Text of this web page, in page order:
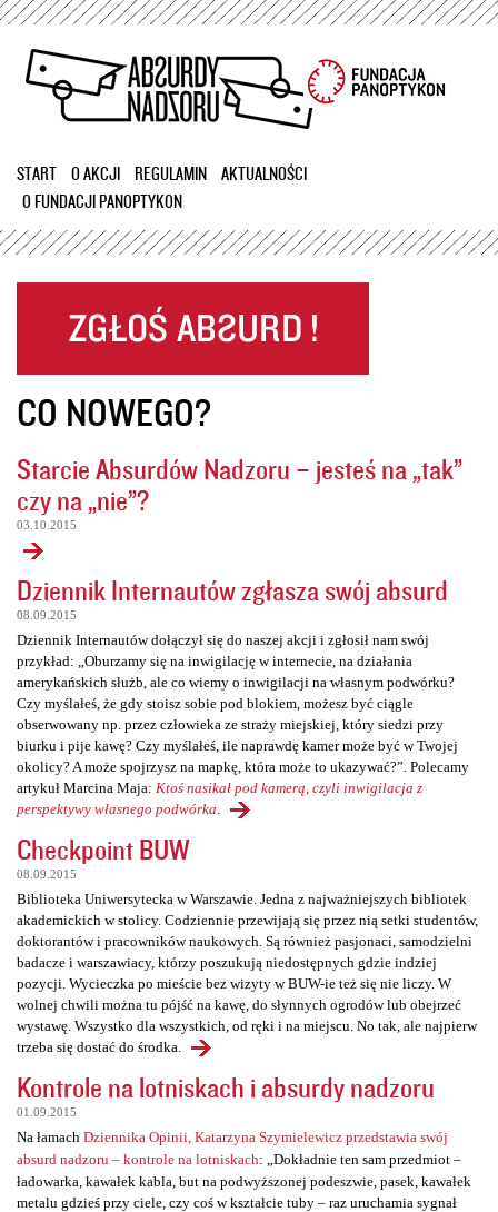
Przejdź
treści
START O AKCJI REGULAMIN
AKTUALNOŚCI
O FUNDACJI PANOPTYKON
CO NOWEGO?
Starcie Absurdów Nadzoru – jesteś na „tak”
czy na „nie”?
03.10.2015
Dziennik Internautów zgłasza swój absurd
08.09.2015
Dziennik Internautów dołączył się do naszej akcji i zgłosił nam swój
przykład: „Oburzamy się na inwigilację w internecie, na działania
amerykańskich służb, ale co wiemy o inwigilacji na własnym podwórku?
Czy myślałeś, że gdy stoisz sobie pod blokiem, możesz być ciągle
obserwowany np. przez człowieka ze straży miejskiej, który siedzi przy
biurku i pije kawę? Czy myślałeś, ile naprawdę kamer może być w Twojej
okolicy? A może spojrzysz na mapkę, która może to ukazywać?”. Polecamy
artykuł Marcina Maja: Ktoś nasikał pod kamerą, czyli inwigilacja z
perspektywy własnego podwórka
Checkpoint BUW
08.09.2015
Biblioteka Uniwersytecka w Warszawie. Jedna z najważniejszych bibliotek
akademickich w stolicy. Codziennie przewijają się przez nią setki studentów,
doktorantów i pracowników naukowych. Są również pasjonaci, samodzielni
badacze i warszawiacy, którzy poszukują niedostępnych gdzie indziej
pozycji. Wycieczka po mieście bez wizyty w BUW-ie też się nie liczy. W
wolnej chwili można tu pójść na kawę, do słynnych ogrodów lub obejrzeć
wystawę. Wszystko dla wszystkich, od ręki i na miejscu. No tak, ale najpierw
trzeba się dostać do środka.
Kontrole na lotniskach i absurdy nadzoru
01.09.2015
Na łamach Dziennika Opinii, Katarzyna Szymielewicz przedstawia swój
absurd nadzoru – kontrole na lotniskach: „Dokładnie ten sam przedmiot –
ładowarka, kawałek kabla, but na podwyższonej podeszwie, pasek, kawałek
metalu gdzieś przy ciele, czy coś w kształcie tuby – raz uruchamia sygnał